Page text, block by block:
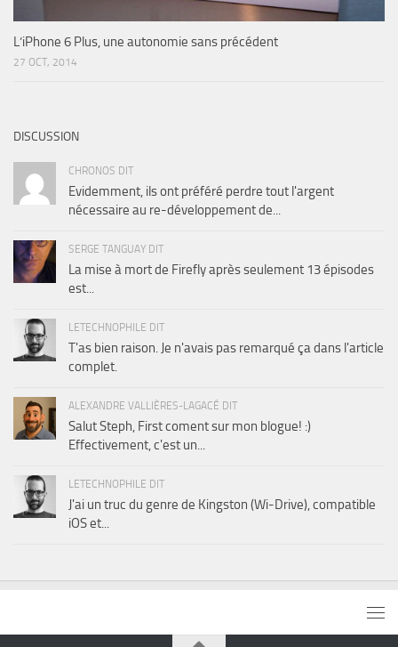
L’iPhone 6 Plus, une autonomie sans précédent
27 OCT, 2014
DISCUSSION
CHRONOS DIT
Evidemment, ils ont préféré perdre tout l'argent
nécessaire au re-développement de...
SERGE TANGUAY DIT
La mise à mort de Firefly après seulement 13 épisodes
est...
LETECHNOPHILE DIT
T'as bien raison. Je n'avais pas remarqué ça dans l'article
complet.
ALEXANDRE VALLIÈRES-LAGACÉ DIT
Salut Steph, First coment sur mon blogue! :)
Effectivement, c'est un...
LETECHNOPHILE DIT
J'ai un truc du genre de Kingston (Wi-Drive), compatible
iOS et...